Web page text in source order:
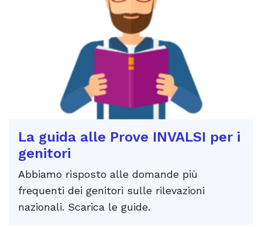
La guida alle Prove INVALSI per i
genitori
Abbiamo risposto alle domande più
frequenti dei genitori sulle rilevazioni
nazionali. Scarica le guide.